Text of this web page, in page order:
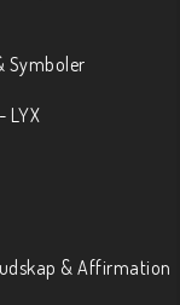
Symboler
LYX
& Affirmation